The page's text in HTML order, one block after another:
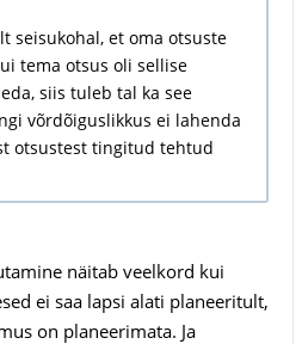
seisukohal, et oma otsuste
tema otsus oli sellise
siis tuleb tal ka see
võrdõiguslikkus ei lahenda
otsustest tingitud tehtud
näitab veelkord kui
ei saa lapsi alati planeeritult,
on planeerimata. Ja